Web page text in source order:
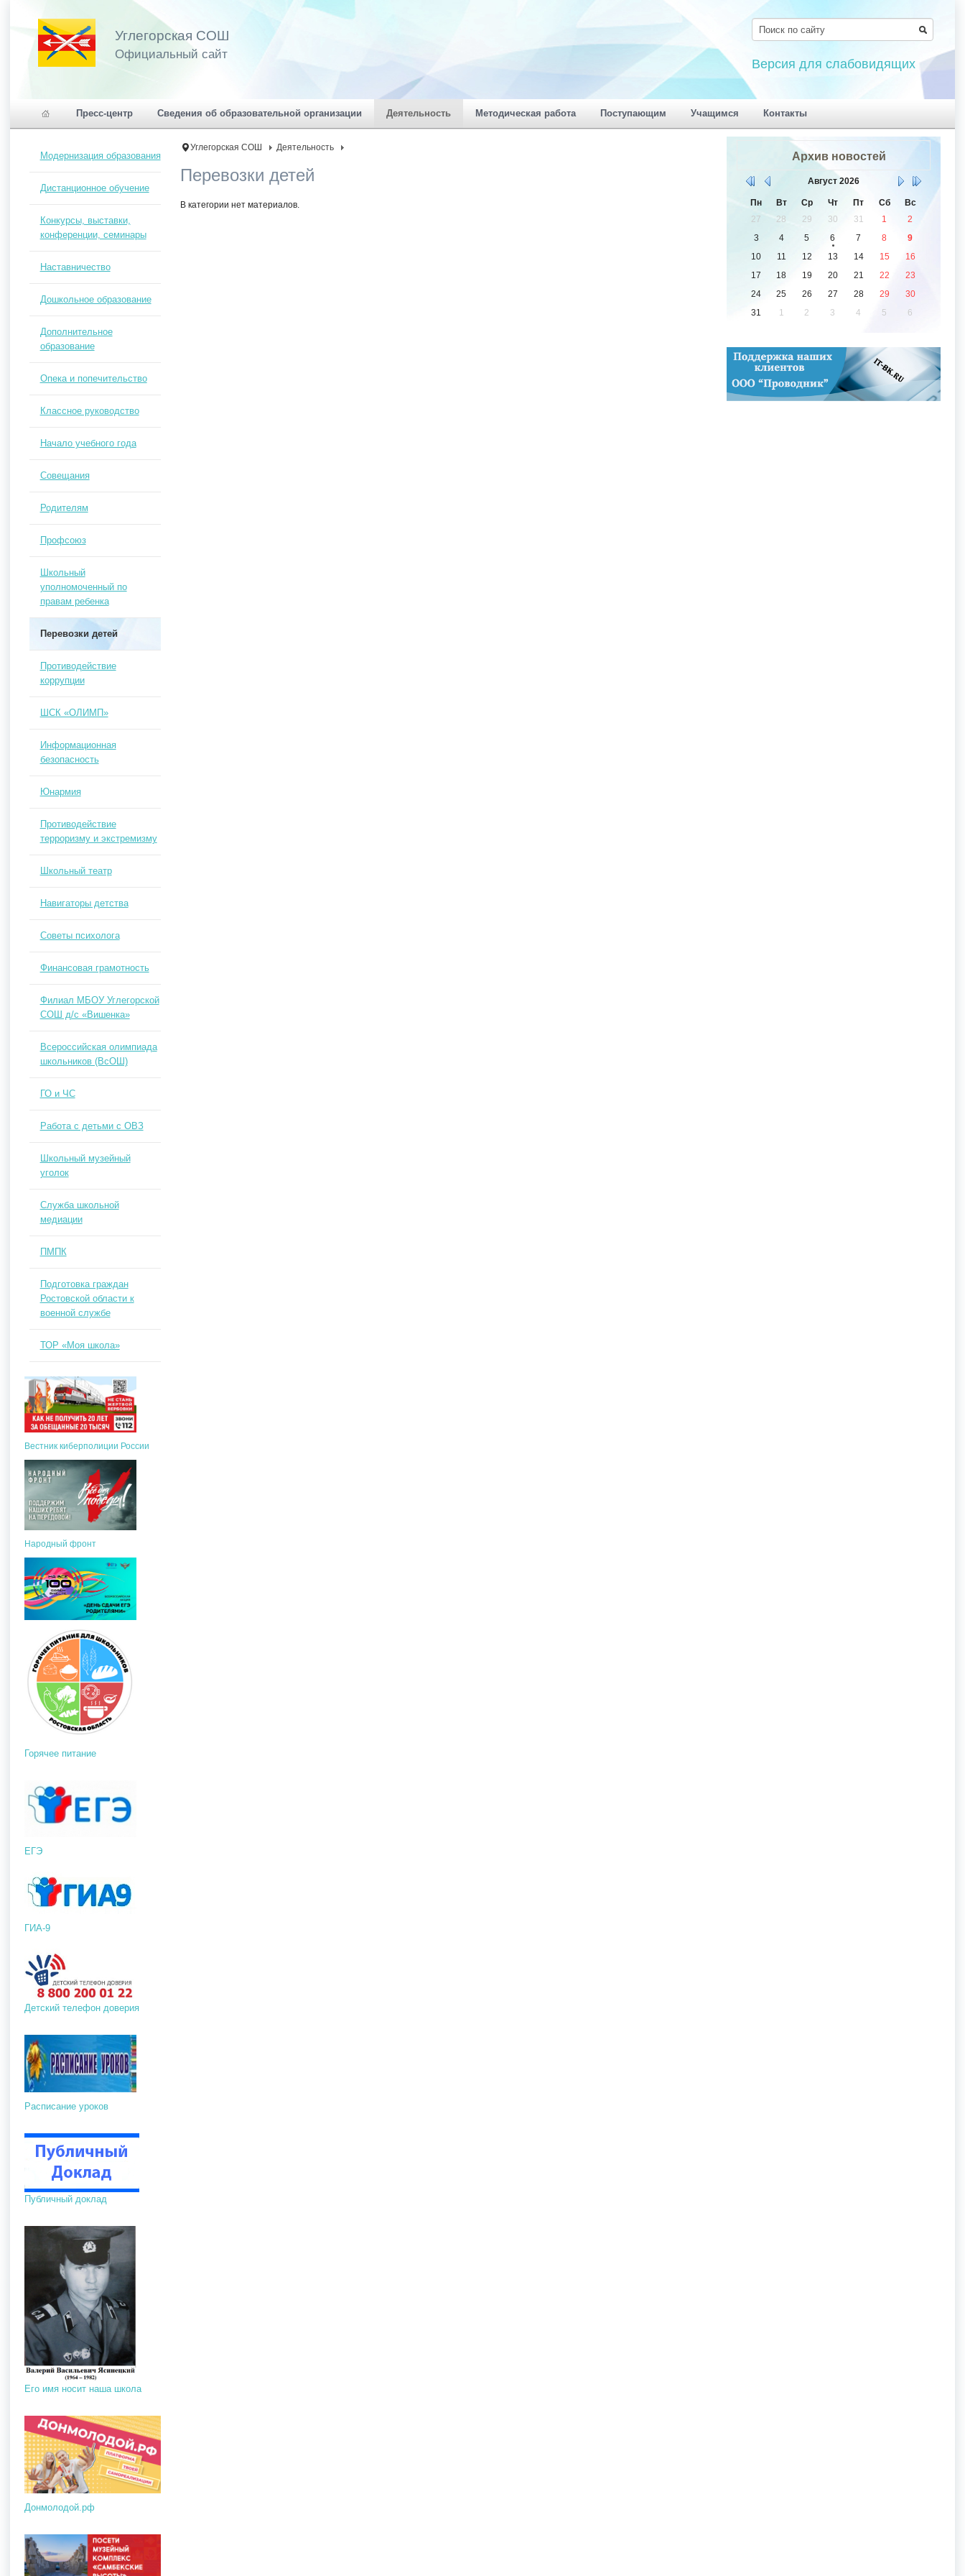
Углегорская СОШ
Официальный сайт
Версия для слабовидящих
Пресс-центр Сведения об образовательной организации Деятельность Методическая работа Поступающим Учащимся Контакты
Углегорская СОШ Деятельность
Перевозки детей
В категории нет материалов.
Модернизация образования
Дистанционное обучение
Конкурсы, выставки,
конференции, семинары
Наставничество
Дошкольное образование
Дополнительное
образование
Опека и попечительство
Классное руководство
Начало учебного года
Совещания
Родителям
Профсоюз
Школьный
уполномоченный по
правам ребенка
Перевозки детей
Противодействие
коррупции
ШСК «ОЛИМП»
Информационная
безопасность
Юнармия
Противодействие
терроризму и экстремизму
Школьный театр
Навигаторы детства
Советы психолога
Финансовая грамотность
Филиал МБОУ Углегорской
СОШ д/с «Вишенка»
Всероссийская олимпиада
школьников (ВсОШ)
ГО и ЧС
Работа с детьми с ОВЗ
Школьный музейный
уголок
Служба школьной
медиации
ПМПК
Подготовка граждан
Ростовской области к
военной службе
ТОР «Моя школа»
Вестник киберполиции России
Народный фронт
Горячее питание
ЕГЭ
ГИА-9
Детский телефон доверия
Расписание уроков
Публичный доклад
Его имя носит наша школа
Донмолодой.рф
Архив новостей
Август 2026
Пн Вт Ср Чт Пт Сб
Вс
27
28 29 30 31 1
2
3
4 5 6 7 8
9
10
11 12 13 14 15
16
17
18 19 20 21 22
23
24
25 26 27 28 29
30
31
1 2 3 4 5 6